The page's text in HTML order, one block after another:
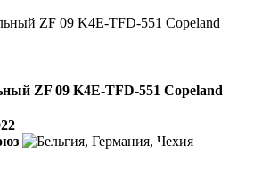
ZF 09 K4E-TFD-551 Copeland